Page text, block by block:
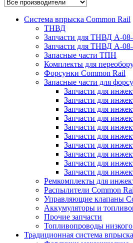
Система впрыска Common Rail
ТНВД
Запчасти для ТНВД А-08-⁠
Запчасти для ТНВД А-
Запасные части ТПН
Комплекты для
Форсунки Common Rail
Запасные части для
Запчасти для
Запчасти для
Запчасти для
Запчасти для
Запчасти для
Запчасти для
Запчасти для
Запчасти для
Запчасти для
Запчасти для
Ремкомплекты для
Распылители Common
Управляющие клапаны
Аккумуляторы и
Прочие запчасти
Топливопроводы
Традиционная система впрыска